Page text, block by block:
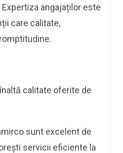
angajaților este
care calitate,
calitate oferite de
sunt excelent de
servicii eficiente la